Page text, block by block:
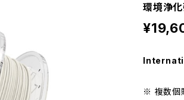
環境浄
※ 複数個